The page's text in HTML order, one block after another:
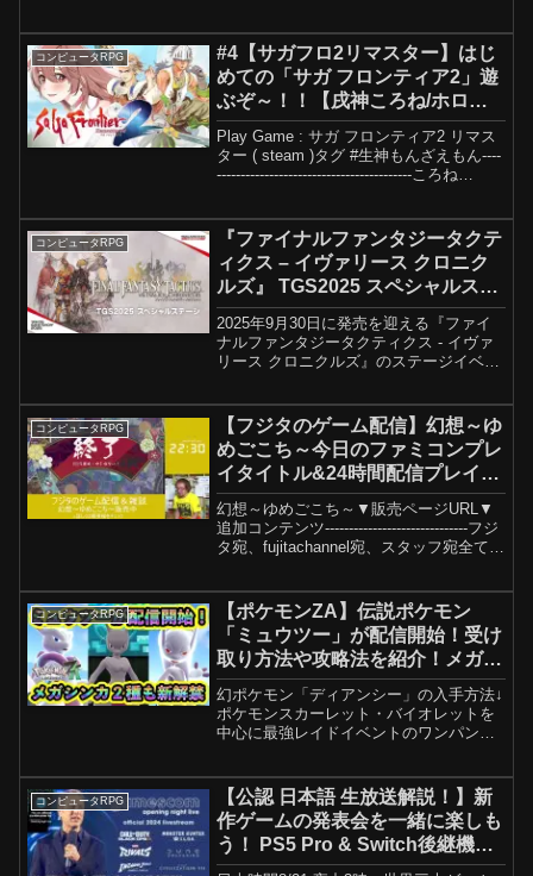
マシン#ソルガレオ
コンピュータRPG
#4【サガフロ2リマスター】はじ
めての「サガ フロンティア2」遊
ぶぞ～！！【戌神ころね/ホロラ
イブ】
Play Game : サガ フロンティア2 リマス
ター ( steam )タグ #生神もんざえもん​​​​​​​​​​​----
-----------------------------------------ころね
コンピュータRPG
『ファイナルファンタジータクテ
ィクス – イヴァリース クロニク
ルズ』 TGS2025 スペシャルステ
ージ
2025年9月30日に発売を迎える『ファイ
ナルファンタジータクティクス - イヴァ
リース クロニクルズ』のステージイベン
チームのメンバーと共に本作の魅力や貴
重なトークを...
コンピュータRPG
【フジタのゲーム配信】幻想～ゆ
めごこち～今日のファミコンプレ
イタイトル&24時間配信プレイタ
イトル
幻想～ゆめごこち～▼販売ページURL▼
追加コンテンツ------------------------------フジ
タ宛、fujitachannel宛、スタッフ宛全ての
コンピュータRPG
【ポケモンZA】伝説ポケモン
「ミュウツー」が配信開始！受け
取り方法や攻略法を紹介！メガシ
ンカ2種も解禁！【ポケモンレジ
ェンズZA】
幻ポケモン「ディアンシー」の入手方法↓
ポケモンスカーレット・バイオレットを
中心に最強レイドイベントのワンパン、
介しております。また、追加DLC・ゼロ
の秘宝に関する考...
コンピュータRPG
【公認 日本語 生放送解説！】新
作ゲームの発表会を一緒に楽しも
う！ PS5 Pro & Switch後継機の
質問OK！ GamesCom 2024